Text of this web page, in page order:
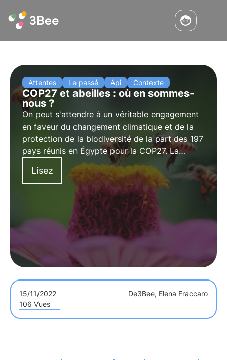
Attentes Le passé Api Contexte
COP27 et abeilles : où en sommes-
nous ?
On peut s'attendre à un véritable engagement
en faveur du changement climatique et de la
protection de la biodiversité de la part des 197
pays réunis en Égypte pour la COP27. La
tendance en dents de scie de la mise en œuvre
de l'Accord de Paris n'est toutefois pas de bon
augure. L'avenir nous le dira, mais les abeilles
ont peu de temps devant elles.
Lisez
15/11/2022 De3Bee, Elena Fraccaro
106 Vues